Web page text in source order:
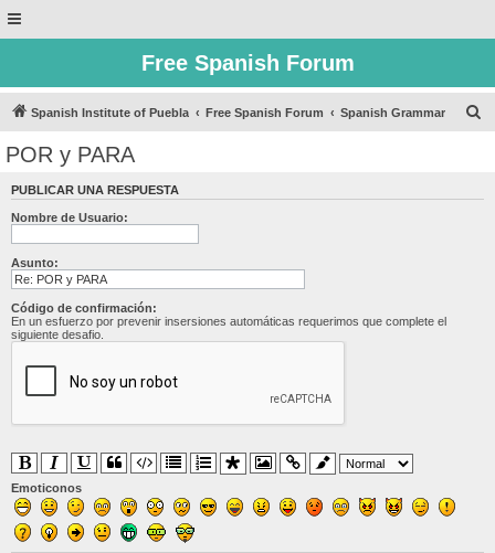
Free Spanish Forum
Spanish Institute of Puebla Free Spanish Forum Spanish Grammar
POR y PARA
PUBLICAR UNA RESPUESTA
Nombre de Usuario:
Asunto:
Código de confirmación:
En un esfuerzo por prevenir insersiones automáticas requerimos que complete el
siguiente desafio.
Emoticonos